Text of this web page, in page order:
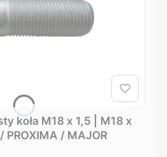
koła M18 x 1,5 | M18 x
PROXIMA / MAJOR